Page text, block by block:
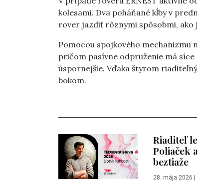
kolesami. Dva poháňané kĺby v
rover jazdiť rôznymi spôsobmi, ako
Pomocou spojkového
pričom pasívne odpruženie má
úspornejšie. Vďaka štyrom
bokom.
Riaditeľ
Poliaček
beztiaže
28. mája 2026 |